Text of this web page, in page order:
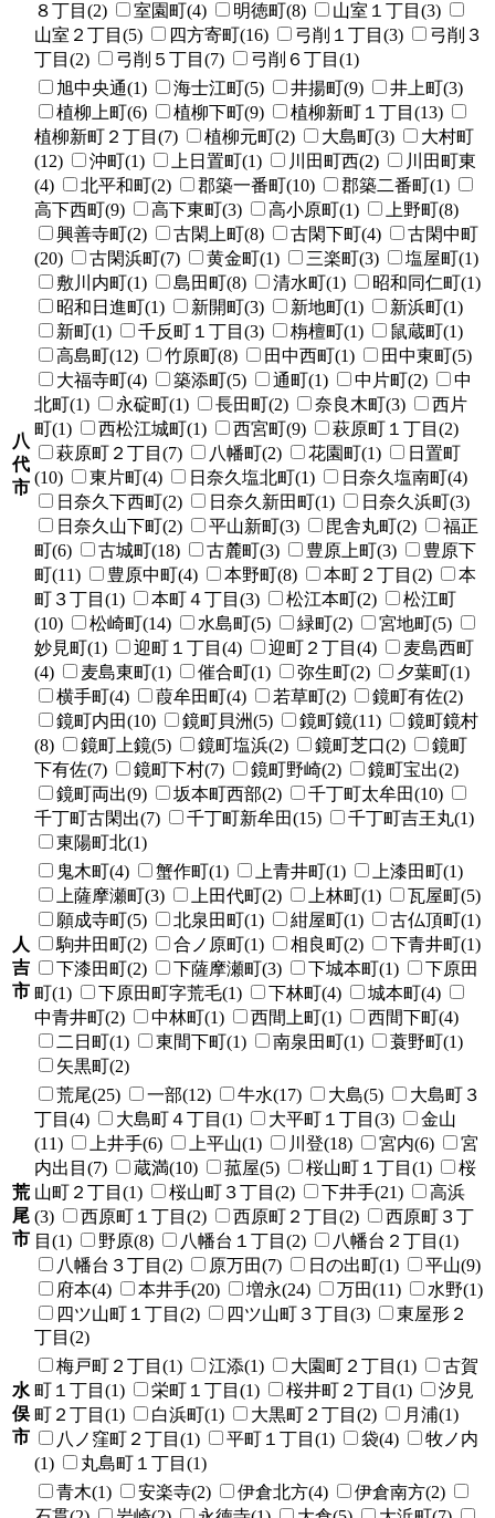
８丁目(2)
室園町(4) 明徳町(8)
山室１丁目(3)
山室２丁目(5)
四方寄町(16) 弓削１丁目(3)
弓削３
丁目(2)
弓削５丁目(7) 弓削６丁目(1)
八
代
市
旭中央通(1) 海士江町(5) 井揚町(9)
井上町(3)
植柳上町(6)
植柳下町(9)
植柳新町１丁目(13)
植柳新町２丁目(7)
植柳元町(2) 大島町(3)
大村町
(12)
沖町(1) 上日置町(1) 川田町西(2)
川田町東
(4)
北平和町(2) 郡築一番町(10)
郡築二番町(1)
高下西町(9)
高下東町(3) 高小原町(1)
上野町(8)
興善寺町(2)
古閑上町(8) 古閑下町(4)
古閑中町
(20)
古閑浜町(7) 黄金町(1) 三楽町(3)
塩屋町(1)
敷川内町(1)
島田町(8) 清水町(1)
昭和同仁町(1)
昭和日進町(1)
新開町(3) 新地町(1)
新浜町(1)
新町(1)
千反町１丁目(3) 栴檀町(1)
鼠蔵町(1)
高島町(12)
竹原町(8) 田中西町(1)
田中東町(5)
大福寺町(4)
築添町(5) 通町(1) 中片町(2)
中
北町(1)
永碇町(1) 長田町(2) 奈良木町(3)
西片
町(1)
西松江城町(1) 西宮町(9)
萩原町１丁目(2)
萩原町２丁目(7)
八幡町(2) 花園町(1)
日置町
(10)
東片町(4) 日奈久塩北町(1)
日奈久塩南町(4)
日奈久下西町(2)
日奈久新田町(1)
日奈久浜町(3)
日奈久山下町(2)
平山新町(3) 毘舎丸町(2)
福正
町(6)
古城町(18) 古麓町(3) 豊原上町(3)
豊原下
町(11)
豊原中町(4) 本野町(8) 本町２丁目(2)
本
町３丁目(1)
本町４丁目(3) 松江本町(2)
松江町
(10)
松崎町(14) 水島町(5) 緑町(2)
宮地町(5)
妙見町(1)
迎町１丁目(4) 迎町２丁目(4)
麦島西町
(4)
麦島東町(1) 催合町(1) 弥生町(2)
夕葉町(1)
横手町(4)
葭牟田町(4) 若草町(2)
鏡町有佐(2)
鏡町内田(10)
鏡町貝洲(5) 鏡町鏡(11)
鏡町鏡村
(8)
鏡町上鏡(5) 鏡町塩浜(2) 鏡町芝口(2)
鏡町
下有佐(7)
鏡町下村(7) 鏡町野崎(2)
鏡町宝出(2)
鏡町両出(9)
坂本町西部(2)
千丁町太牟田(10)
千丁町古閑出(7)
千丁町新牟田(15)
千丁町吉王丸(1)
東陽町北(1)
人
吉
市
鬼木町(4) 蟹作町(1) 上青井町(1)
上漆田町(1)
上薩摩瀬町(3)
上田代町(2) 上林町(1)
瓦屋町(5)
願成寺町(5)
北泉田町(1) 紺屋町(1)
古仏頂町(1)
駒井田町(2)
合ノ原町(1) 相良町(2)
下青井町(1)
下漆田町(2)
下薩摩瀬町(3) 下城本町(1)
下原田
町(1)
下原田町字荒毛(1) 下林町(4)
城本町(4)
中青井町(2)
中林町(1) 西間上町(1)
西間下町(4)
二日町(1)
東間下町(1) 南泉田町(1)
蓑野町(1)
矢黒町(2)
荒
尾
市
荒尾(25) 一部(12) 牛水(17) 大島(5)
大島町３
丁目(4)
大島町４丁目(1) 大平町１丁目(3)
金山
(11)
上井手(6) 上平山(1) 川登(18) 宮内(6)
宮
内出目(7)
蔵満(10) 菰屋(5) 桜山町１丁目(1)
桜
山町２丁目(1)
桜山町３丁目(2) 下井手(21)
高浜
(3)
西原町１丁目(2) 西原町２丁目(2)
西原町３丁
目(1)
野原(8) 八幡台１丁目(2)
八幡台２丁目(1)
八幡台３丁目(2)
原万田(7) 日の出町(1)
平山(9)
府本(4)
本井手(20) 増永(24) 万田(11)
水野(1)
四ツ山町１丁目(2)
四ツ山町３丁目(3)
東屋形２
丁目(2)
水
俣
市
梅戸町２丁目(1) 江添(1) 大園町２丁目(1)
古賀
町１丁目(1)
栄町１丁目(1) 桜井町２丁目(1)
汐見
町２丁目(1)
白浜町(1) 大黒町２丁目(2)
月浦(1)
八ノ窪町２丁目(1)
平町１丁目(1) 袋(4)
牧ノ内
(1)
丸島町１丁目(1)
青木(1)
安楽寺(2) 伊倉北方(4)
伊倉南方(2)